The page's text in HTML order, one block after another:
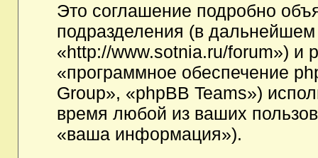
Это соглашение подробно
подразделения (в
«http://www.sotnia.ru/forum») и
«программное обеспечение
Group», «phpBB Teams»)
время любой из ваших
«ваша информация»).